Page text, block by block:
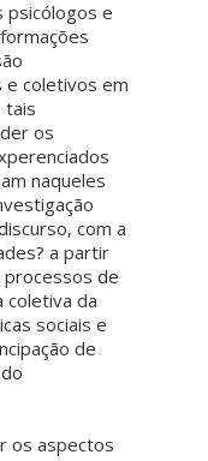
psicólogos e
e coletivos em
tais
os
naqueles
com a
a partir
de
coletiva da
sociais e
de
os aspectos